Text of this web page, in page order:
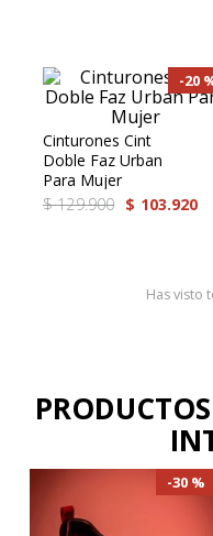
20
Cinturones Cint
Doble Faz Urban
Para Mujer
$ 129.900 $ 103.920
Has visto
30 %